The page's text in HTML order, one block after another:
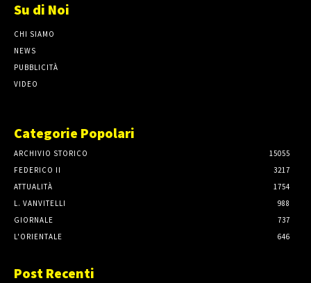
Su di Noi
CHI SIAMO
NEWS
PUBBLICITÀ
VIDEO
Categorie Popolari
ARCHIVIO STORICO
15055
FEDERICO II
3217
ATTUALITÀ
1754
L. VANVITELLI
988
GIORNALE
737
L'ORIENTALE
646
Post Recenti